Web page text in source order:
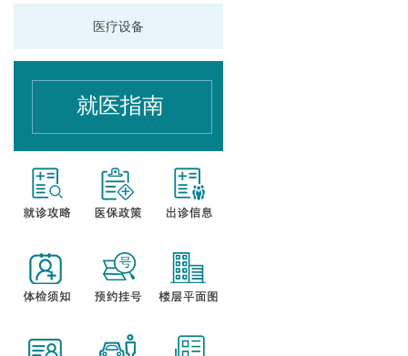
医疗设备
就医指南